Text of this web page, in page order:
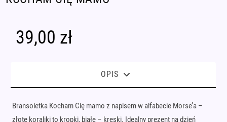
39,00 zł
OPIS
Bransoletka Kocham Cię mamo z napisem w alfabecie Morse’a –
złote koraliki to kropki, białe – kreski. Idealny prezent na dzień